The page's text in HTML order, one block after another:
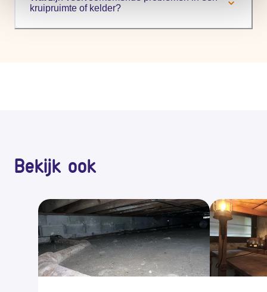
kruipruimte of kelder?
Bekijk ook